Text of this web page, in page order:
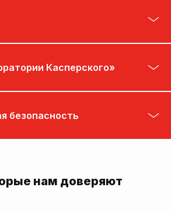
«Лаборатории Касперского»
безопасность
нам доверяют